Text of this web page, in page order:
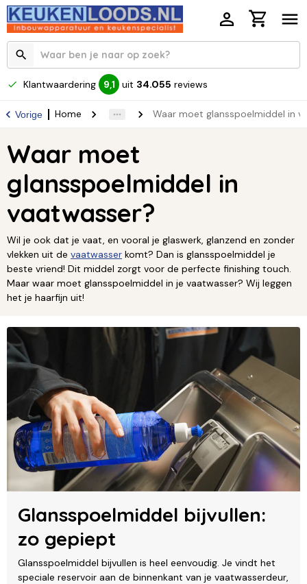
Klantwaardering 9,1 uit 34.055 reviews
Vorige Home Waar moet glansspoelmiddel in
Waar moet
glansspoelmiddel in
vaatwasser?
Wil je ook dat je vaat, en vooral je glaswerk, glanzend en zonder
vlekken uit de vaatwasser komt? Dan is glansspoelmiddel je
beste vriend! Dit middel zorgt voor de perfecte finishing touch.
Maar waar moet glansspoelmiddel in je vaatwasser? Wij leggen
het je haarfijn uit!
Glansspoelmiddel bijvullen:
zo gepiept
Glansspoelmiddel bijvullen is heel eenvoudig. Je vindt het
speciale reservoir aan de binnenkant van je vaatwasserdeur,